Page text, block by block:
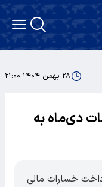
۲۸ بهمن ۱۴۰۴ ۲۱:۰۰
دی‌ماه به
خسارات مالی